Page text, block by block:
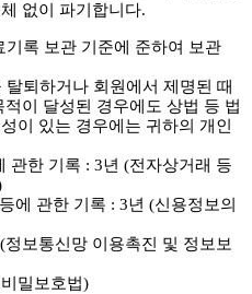
없이 파기합니다.
록 보관 기준에 준하여 보관
탈퇴하거나 회원에서 제명된 때
이 달성된 경우에도 상법 등 법
이 있는 경우에는 귀하의 개인
관한 기록 : 3년 (전자상거래 등
에 관한 기록 : 3년 (신용정보의
보통신망 이용촉진 및 정보보
밀보호법)